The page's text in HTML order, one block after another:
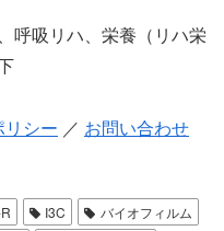
呼吸リハ、栄養（リハ栄
シー ／ お問い合わせ
I3C
バイオフィルム